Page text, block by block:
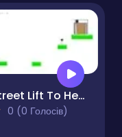
Street Lift To Heaven
0 (0 Голосів)